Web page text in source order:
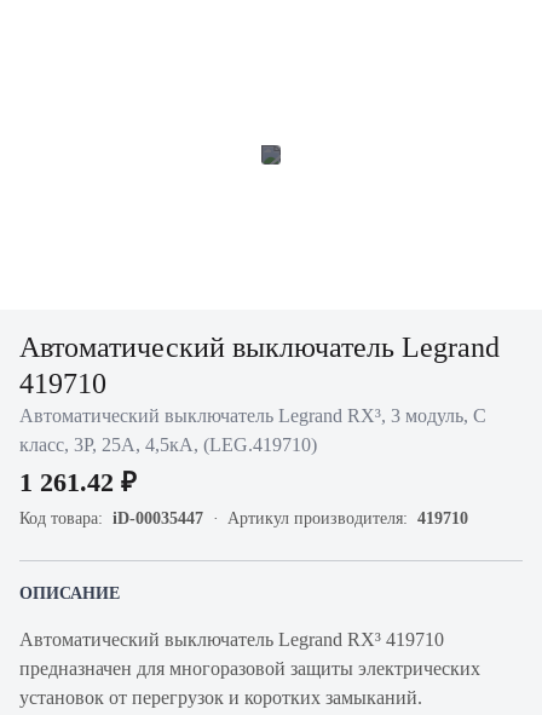
Автоматический выключатель Legrand
419710
Автоматический выключатель Legrand RX³, 3 модуль, C
класс, 3P, 25А, 4,5кА, (LEG.419710)
1 261.42 ₽
Код товара: iD-00035447 Артикул производителя: 419710
ОПИСАНИЕ
Автоматический выключатель Legrand RX³ 419710
предназначен для многоразовой защиты электрических
установок от перегрузок и коротких замыканий.